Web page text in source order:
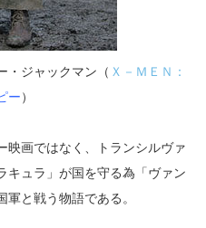
・ジャックマン（ Ｘ－ＭＥＮ：
ー）
映画ではなく、トランシルヴァ
キュラ」が国を守る為「ヴァン
と戦う物語である。